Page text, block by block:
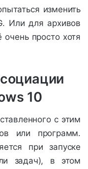
изменить
Или для архивов
очень просто хотя
10
с этим
или программ.
при запуске
задач), в этом